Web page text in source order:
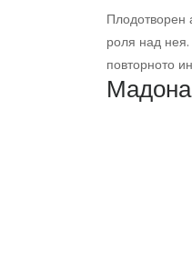
Плодотворен
роля над
повторното